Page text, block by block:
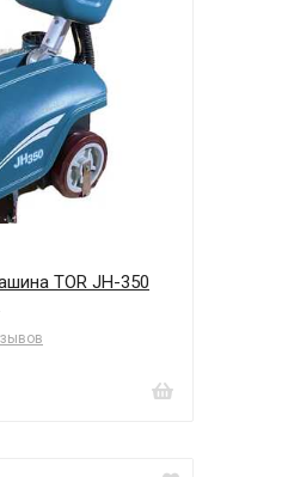
TOR JH-350